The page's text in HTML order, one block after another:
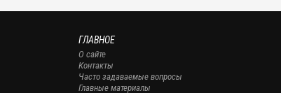
ГЛАВНОЕ
О сайте
Контакты
Часто задаваемые вопросы
Главные материалы